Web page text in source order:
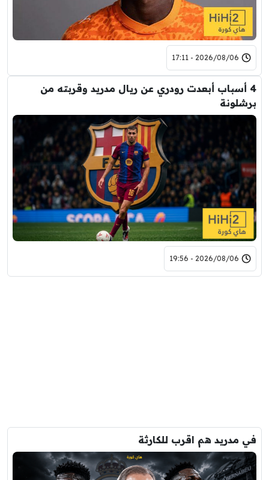
2026/08/06 - 17:11
4 أسباب أبعدت رودري عن ريال مدريد وقربته من
برشلونة
2026/08/06 - 19:56
في مدريد هم اقرب للكارثة